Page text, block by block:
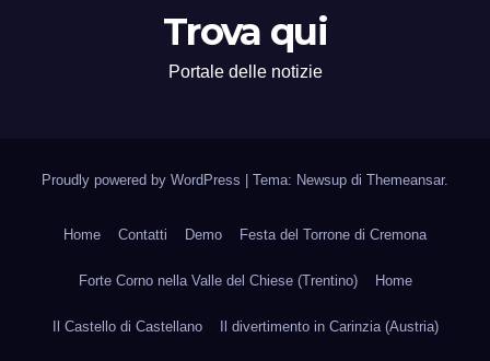
Trova qui
Portale delle notizie
Proudly powered by WordPress Tema: Newsup di Themeansar.
Home Contatti Demo Festa del Torrone di Cremona
Forte Corno nella Valle del Chiese (Trentino) Home
Il Castello di Castellano Il divertimento in Carinzia (Austria)